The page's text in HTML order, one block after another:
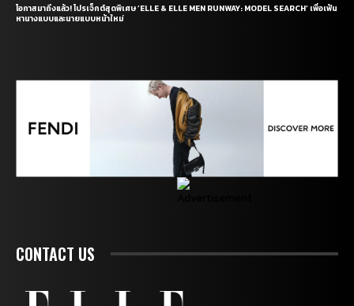
โอกาสมาถึงแล้ว! โปรเจ็กต์สุดพิเศษ ‘ELLE & ELLE MEN RUNWAY: MODEL SEARCH’ เพื่อเฟ้น
หานางแบบและนายแบบหน้าใหม่
CONTACT US